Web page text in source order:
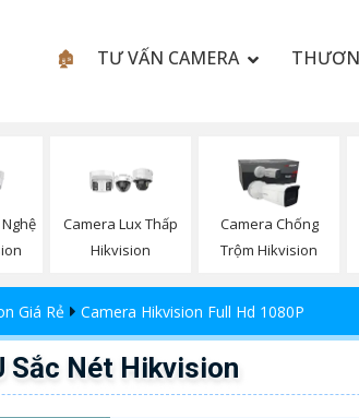
🏚 TƯ VẤN CAMERA
Camera Lux Thấp
Hikvision
Camera Chống
Trộm Hikvision
Giá Rẻ Camera Hikvision Full Hd 1080P
Sắc Nét Hikvision